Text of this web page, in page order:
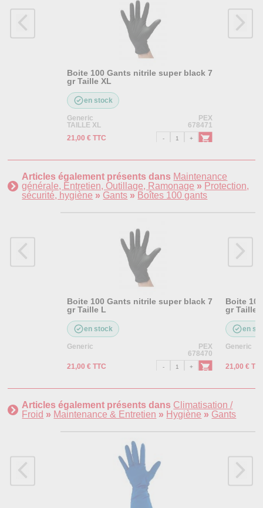
Boite 100 Gants nitrile super black 7
gr Taille XL
en stock
Generic
PEX
TAILLE XL
678471
21,00 € TTC
Articles également présents dans Maintenance
générale, Entretien, Outillage, Ramonage » Protection,
sécurité, hygiène » Gants » Boîtes 100 gants
Boite 100 Gants nitrile super black 7
gr Taille L
en stock
Generic
PEX
678470
21,00 € TTC
Boite
gr Taille
en
Generic
21,00 €
Articles également présents dans Climatisation /
Froid » Maintenance & Entretien » Hygiène » Gants